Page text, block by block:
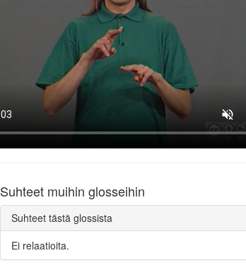
Suhteet muihin glosseihin
Suhteet tästä glossista
Ei relaatioita.